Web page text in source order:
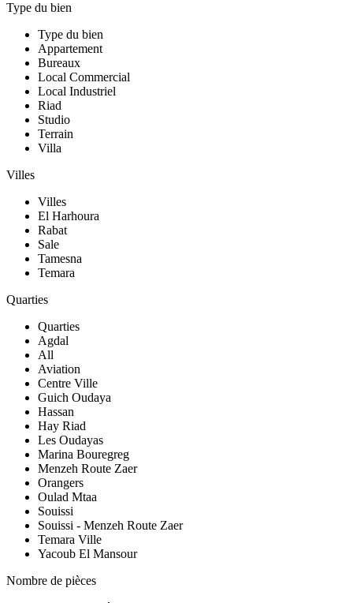
Type du bien
Type du bien
Appartement
Bureaux
Local Commercial
Local Industriel
Riad
Studio
Terrain
Villa
Villes
Villes
El Harhoura
Rabat
Sale
Tamesna
Temara
Quarties
Quarties
Agdal
All
Aviation
Centre Ville
Guich Oudaya
Hassan
Hay Riad
Les Oudayas
Marina Bouregreg
Menzeh Route Zaer
Orangers
Oulad Mtaa
Souissi
Souissi - Menzeh Route Zaer
Temara Ville
Yacoub El Mansour
Nombre de pièces